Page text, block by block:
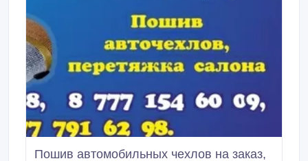
Пошив автомобильных чехлов на заказ,